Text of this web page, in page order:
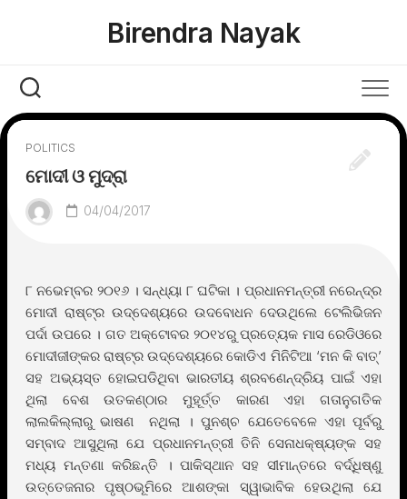
Birendra Nayak
POLITICS
ମୋଦୀ ଓ ମୁଦ୍ରା
04/04/2017
୮ ନଭେମ୍ବର ୨୦୧୬ । ସନ୍ଧ୍ୟା ୮ ଘଟିକା । ପ୍ରଧାନମନ୍ତ୍ରୀ ନରେନ୍ଦ୍ର
ମୋଦୀ ରାଷ୍ଟ୍ର ଉଦ୍ଦେଶ୍ୟରେ ଉଦବୋଧନ ଦେଉଥିଲେ ଟେଲିଭିଜନ
ପର୍ଦା ଉପରେ । ଗତ ଅକ୍ଟୋବର ୨୦୧୪ରୁ ପ୍ରତ୍ୟେକ ମାସ ରେଡିଓରେ
ମୋଦୀଜୀଙ୍କର ରାଷ୍ଟ୍ର ଉଦ୍ଦେଶ୍ୟରେ କୋଡିଏ ମିନିଟିଆ ‘ମନ କି ବାତ୍’
ସହ ଅଭ୍ୟସ୍ତ ହୋଇପଡିଥିବା ଭାରତୀୟ ଶ୍ରବଣେନ୍ଦ୍ରିୟ ପାଇଁ ଏହା
ଥିଲା ବେଶ ଉତକଣ୍ଠାର ମୁହୂର୍ତ୍ତ କାରଣ ଏହା ଗତାନୁଗତିକ
ଲାଲକିଲ୍ଲାରୁ ଭାଷଣ ନଥିଲା । ପୁନଶ୍ଚ ଯେତେବେଳେ ଏହା ପୂର୍ବରୁ
ସମ୍ବାଦ ଆସୁଥିଲା ଯେ ପ୍ରଧାନମନ୍ତ୍ରୀ ତିନି ସେନାଧକ୍ଷ୍ୟଙ୍କ ସହ
ମଧ୍ୟ ମନ୍ତଣା କରିଛନ୍ତି । ପାକିସ୍ଥାନ ସହ ସୀମାନ୍ତରେ ବର୍ଦ୍ଧିଷ୍ଣୁ
ଉତ୍ତେଜନାର ପୃଷ୍ଠଭୂମିରେ ଆଶଙ୍କା ସ୍ୱାଭାବିକ ହେଉଥିଲା ଯେ